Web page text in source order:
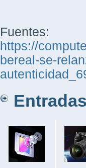
Fuentes:
https://
bereal-se-
Entradas